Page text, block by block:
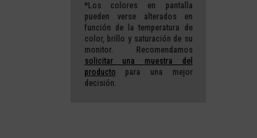
*Los colores en pantalla
pueden verse alterados en
función de la temperatura de
color, brillo y saturación de su
monitor. Recomendamos
solicitar una muestra del
producto para una mejor
decisión.